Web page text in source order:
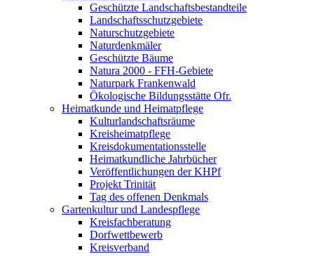
Geschützte Landschaftsbestandteile
Landschaftsschutzgebiete
Naturschutzgebiete
Naturdenkmäler
Geschützte Bäume
Natura 2000 - FFH-Gebiete
Naturpark Frankenwald
Ökologische Bildungsstätte Ofr.
Heimatkunde und Heimatpflege
Kulturlandschaftsräume
Kreisheimatpflege
Kreisdokumentationsstelle
Heimatkundliche Jahrbücher
Veröffentlichungen der KHPf
Projekt Trinität
Tag des offenen Denkmals
Gartenkultur und Landespflege
Kreisfachberatung
Dorfwettbewerb
Kreisverband